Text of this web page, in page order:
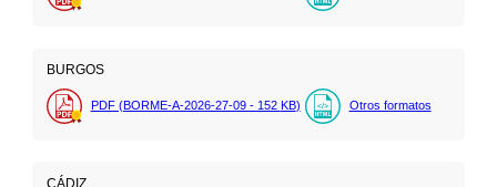
BURGOS
PDF (BORME-A-2026-27-09 - 152 KB) Otros formatos
CÁDIZ